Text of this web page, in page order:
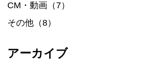
CM・動画（7）
その他（8）
アーカイブ